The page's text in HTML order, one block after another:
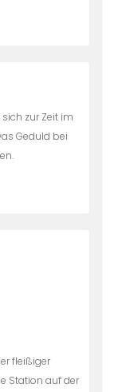
zur Zeit im
Geduld bei
fleißiger
Station auf der